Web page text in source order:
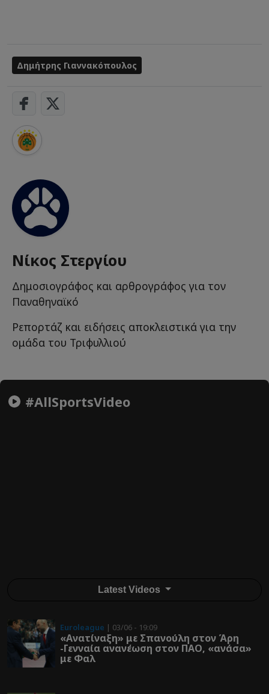
Δημήτρης Γιαννακόπουλος
Νίκος Στεργίου
Δημοσιογράφος και αρθρογράφος για τον
Παναθηναϊκό
Ρεπορτάζ και ειδήσεις αποκλειστικά για την
ομάδα του Τριφυλλιού
#AllSportsVideo
Latest Videos
Euroleague | 03/06 - 19:09
«Ανατίναξη» με Σπανούλη στον Άρη
-Γενναία ανανέωση στον ΠΑΟ, «ανάσα»
με Φαλ